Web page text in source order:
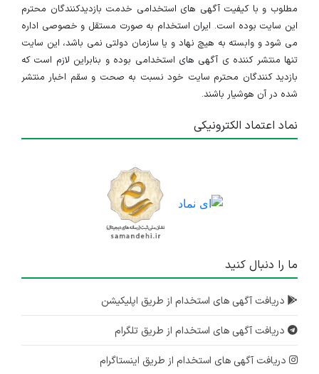
مطلوب و با کیفیت آگهی های استخدامی خدمت بازدیدکنندگان محترم
این سایت بوده است. ایران استخدام به صورت مستقل و خصوصی اداره
می شود و وابسته به هیچ نهاد و یا سازمان دولتی نمی باشد، این سایت
تنها منتشر کننده ی آگهی های استخدامی بوده و بنابراین لازم است که
بازدید کنندگان محترم سایت خود نسبت به صحت و سقم اخبار منتشر
شده در آن هوشیار باشند.
نماد اعتماد الکترونیکی
ما را دنبال کنید
دریافت آگهی های استخدام از طریق اپلیکیشن
دریافت آگهی های استخدام از طریق تلگرام
دریافت آگهی های استخدام از طریق اینستاگرام